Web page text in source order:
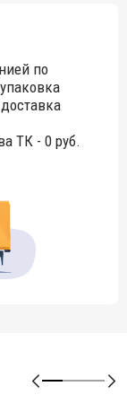
по
ТК - 0 руб.